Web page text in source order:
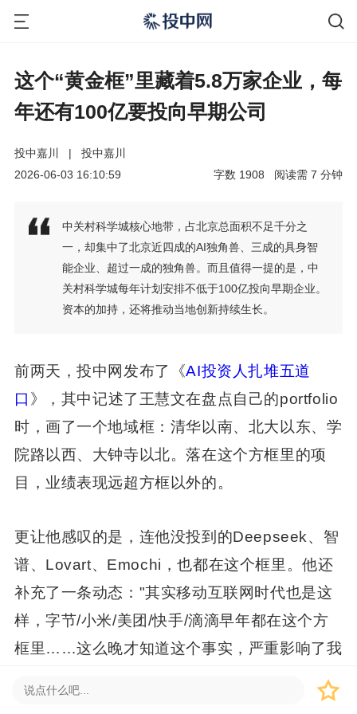
这个“黄金框”里藏着5.8万家企业，每
年还有100亿要投向早期公司
投中嘉川 |
投中嘉川
2026-06-03 16:10:59
分钟
7
阅读需
1908
字数
中关村科学城核心地带，占北京总面积不足千分之
一，却集中了北京近四成的AI独角兽、三成的具身智
能企业、超过一成的独角兽。而且值得一提的是，中
关村科学城每年计划安排不低于100亿投向早期企业。
资本的加持，还将推动当地创新持续生长。
前两天，投中网发布了《AI投资人扎堆五道
口 》，其中记述了王慧文在盘点自己的portfolio
时，画了一个地域框：清华以南、北大以东、学
院路以西、大钟寺以北。落在这个方框里的项
目，业绩表现远超方框以外的。
更让他感叹的是，连他没投到的Deepseek、智
谱、Lovart、Emochi，也都在这个框里。他还
补充了一条动态："其实移动互联网时代也是这
样，字节/小米/美团/快手/滴滴早年都在这个方
框里……这么晚才知道这个事实，严重影响了我